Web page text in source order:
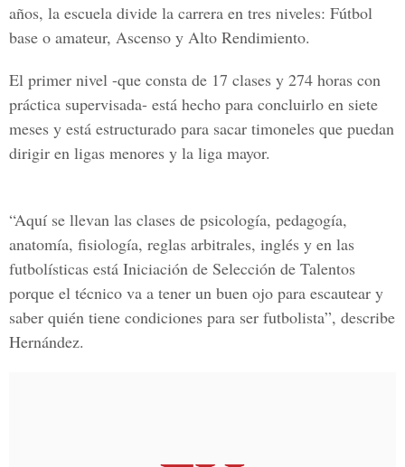
años, la escuela divide la carrera en tres niveles: Fútbol
base o amateur, Ascenso y Alto Rendimiento.
El primer nivel -que consta de 17 clases y 274 horas con
práctica supervisada- está hecho para concluirlo en siete
meses y está estructurado para sacar timoneles que puedan
dirigir en ligas menores y la liga mayor.
“Aquí se llevan las clases de psicología, pedagogía,
anatomía, fisiología, reglas arbitrales, inglés y en las
futbolísticas está Iniciación de Selección de Talentos
porque el técnico va a tener un buen ojo para escautear y
saber quién tiene condiciones para ser futbolista”, describe
Hernández.